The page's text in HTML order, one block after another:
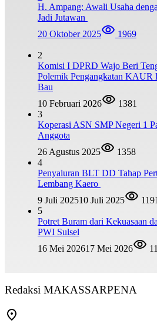
H. Ampang: Awali Usaha
Jadi Jutawan
20 Oktober 2025
1969
2
Komisi I DPRD Wajo Beri
Polemik Pengangkatan KAUR
Bau
10 Februari 2026
1381
3
Koperasi ASN SMP Negeri 1
Anggota
26 Agustus 2025
1358
4
Penyaluran BLT DD Tahap
Lembang Kaero
9 Juli 202510 Juli 2025
1191
5
Potret Buram dari Kekuasaan
PWI Sulsel
16 Mei 202617 Mei 2026
Redaksi MAKASSARPENA